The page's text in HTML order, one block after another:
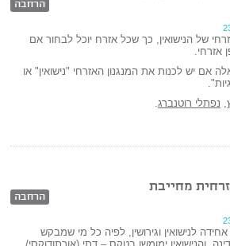
הרחבה
של הנישואין, כך שכל אזרח יוכל לבחור אם
אזרחי.
אם יש לכנות את המנגנון האזרחי "נישואין" או
, נפתלי רוטנברג.
מחייבת
הרחבה
לנישואין וגירושין, לפיה כל מי שמבקש